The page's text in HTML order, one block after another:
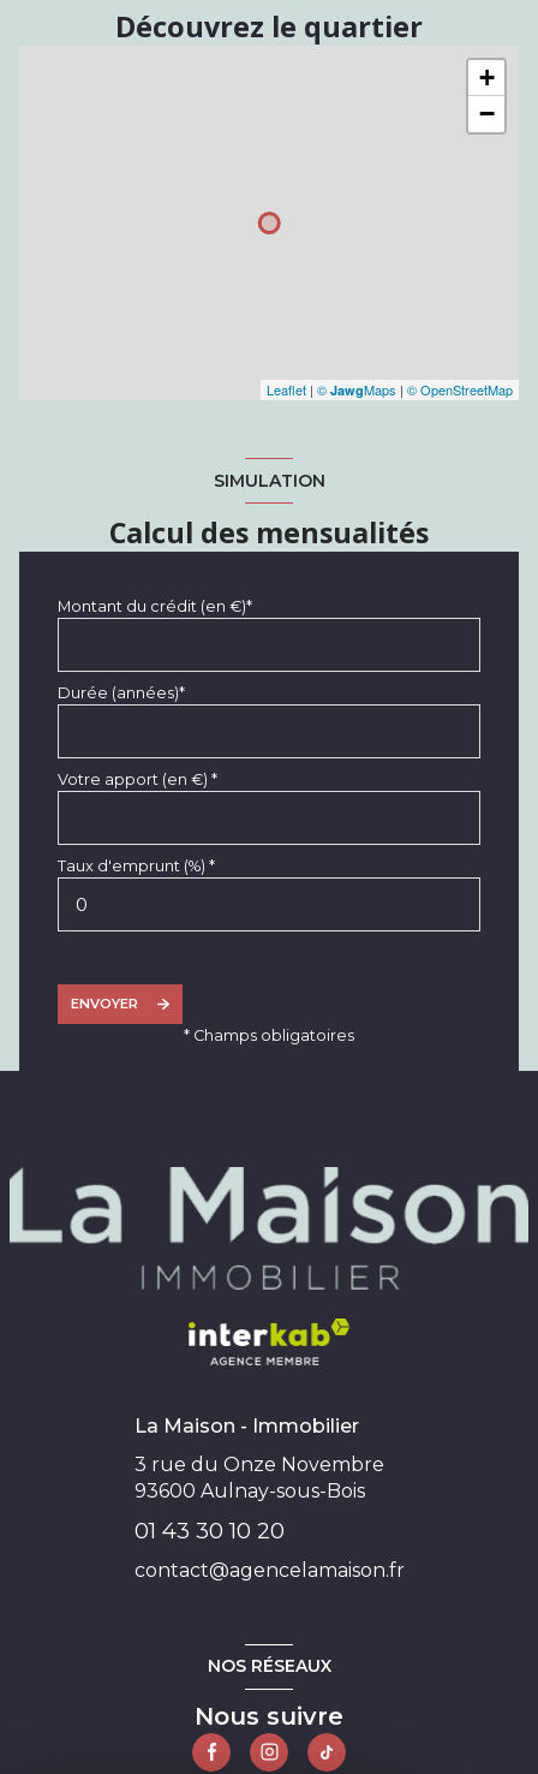
Découvrez le quartier
+
−
Leaflet | © JawgMaps | © OpenStreetMap
SIMULATION
Calcul des mensualités
Montant du crédit (en €)*
Durée (années)*
Votre apport (en €) *
Taux d'emprunt (%) *
ENVOYER
* Champs obligatoires
La Maison - Immobilier
3 rue du Onze Novembre
93600 Aulnay-sous-Bois
01 43 30 10 20
contact@agencelamaison.fr
NOS RÉSEAUX
Nous suivre